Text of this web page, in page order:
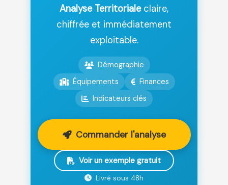
Analyse Territorialeclaire,
chiffrée et immédiatement
exploitable.
Démographie
Équipements
Finances
Indicateurs clés
Commander l'analyse
Voir un exemple gratuit
Livré sous 48h